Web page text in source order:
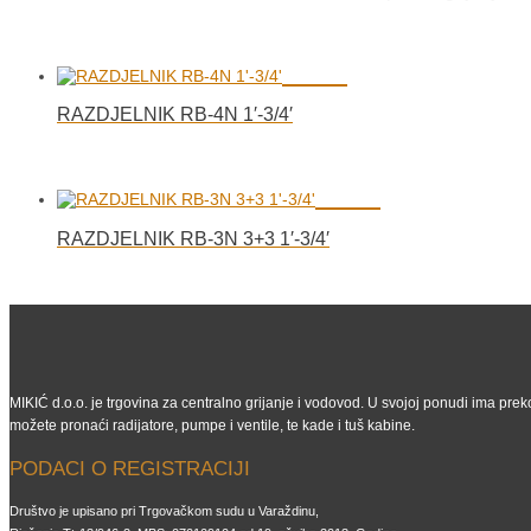
RAZDJELNIK RB-4N 1′-3/4′
RAZDJELNIK RB-3N 3+3 1′-3/4′
MIKIĆ d.o.o. je trgovina za centralno grijanje i vodovod. U svojoj ponudi ima
možete pronaći radijatore, pumpe i ventile, te kade i tuš kabine.
PODACI O REGISTRACIJI
Društvo je upisano pri Trgovačkom sudu u Varaždinu,